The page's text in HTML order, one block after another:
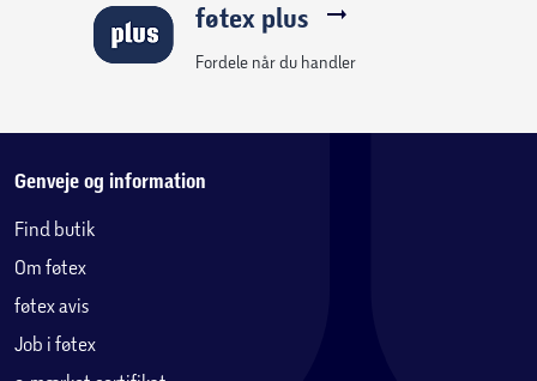
føtex plus
Fordele når du handler
Genveje og information
Find butik
Om føtex
føtex avis
Job i føtex